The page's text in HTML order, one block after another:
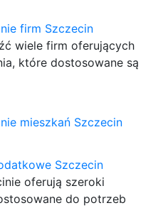
firm Szczecin
wiele firm oferujących
które dostosowane są
mieszkań Szczecin
Szczecin
oferują szeroki
do potrzeb